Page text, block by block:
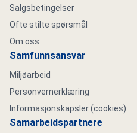
Salgsbetingelser
Ofte stilte spørsmål
Om oss
Samfunnsansvar
Miljøarbeid
Personvernerklæring
Informasjonskapsler (cookies)
Samarbeidspartnere